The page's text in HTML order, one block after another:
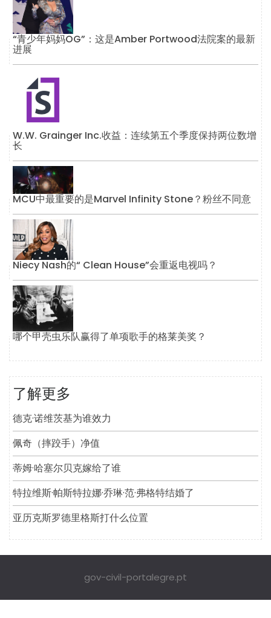
“青少年妈妈OG”：这是Amber Portwood法院案的最新
进展
W.W. Grainger Inc.收益：连续第五个季度保持两位数增
长
MCU中最重要的是Marvel Infinity Stone？粉丝不同意
Niecy Nash的“ Clean House”会重返电视吗？
哪个甲壳虫乐队赢得了单项歌手的格莱美奖？
了解更多
德克·诺维茨基为谁效力
佩奇（摔跤手）净值
蒂姆·哈塞尔贝克嫁给了谁
特拉维斯·帕斯特拉娜·乔琳·范·弗格特结婚了
亚历克斯罗德里格斯打什么位置
gov-civil-portalegre.pt